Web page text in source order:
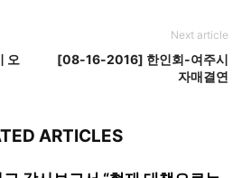
오
Next article
[08-16-2016] 한인회-여주시
자매결연
ARTICLES